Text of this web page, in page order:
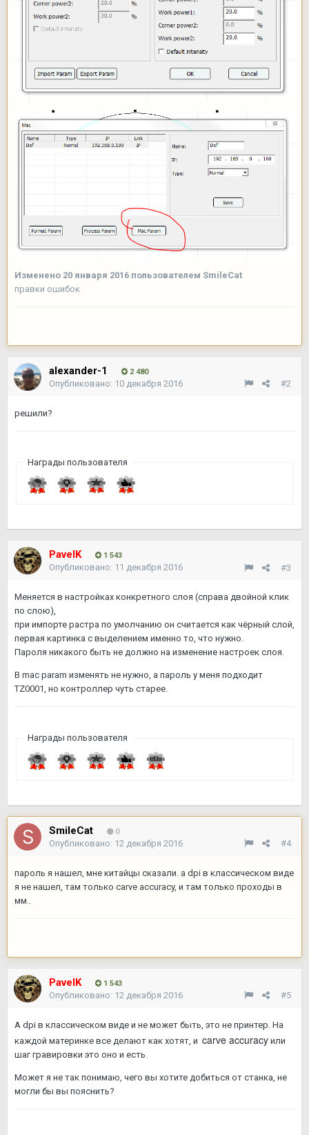
Изменено 20 января 2016 пользователем SmileCat
правки ошибок
alexander-1 2 480
#2
Опубликовано: 10 декабря 2016
решили?
Награды пользователя
PavelK 1 543
#3
Опубликовано: 11 декабря 2016
Меняется в настройках конкретного слоя (справа двойной клик
по слою),
при импорте растра по умолчанию он считается как чёрный слой,
первая картинка с выделением именно то, что нужно.
Пароля никакого быть не должно на изменение настроек слоя.
В mac param изменять не нужно, а пароль у меня подходит
TZ0001, но контроллер чуть старее.
Награды пользователя
SmileCat 0
#4
Опубликовано: 12 декабря 2016
пароль я нашел, мне китайцы сказали. а dpi в классическом виде
я не нашел, там только carve accuracy, и там только проходы в
мм..
PavelK 1 543
#5
Опубликовано: 12 декабря 2016
А dpi в классическом виде и не может быть, это не принтер. На
каждой материнке все делают как хотят, и carve accuracy или
шаг гравировки это оно и есть.
Может я не так понимаю, чего вы хотите добиться от станка, не
могли бы вы пояснить?